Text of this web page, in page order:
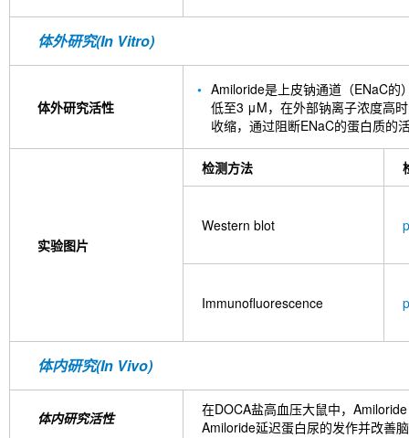
体外研究(In Vitro)
体外研究活性
Amiloride是上皮钠通道（ENaC
低至3 μM，在外部钠离子浓度高
收缩，通过阻断ENaC的蛋白质的
实验图片
检测方法
Western blot
Immunofluorescence
体内研究(In Vivo)
体内研究活性
在DOCA盐高血压大鼠中，
Amiloride延迟蛋白尿的发作并改善